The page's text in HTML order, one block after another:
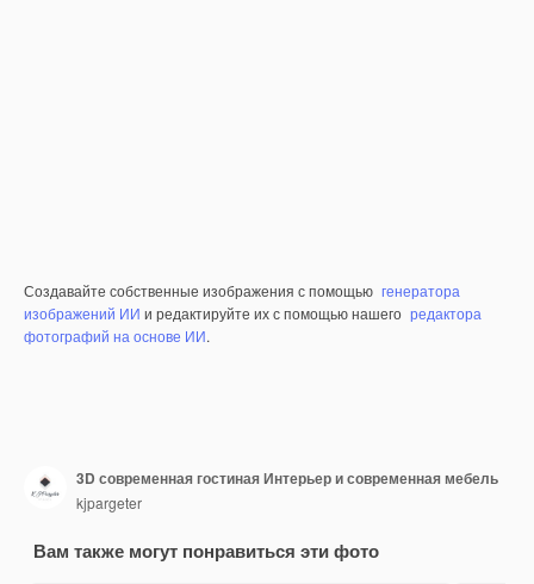
Создавайте собственные изображения с помощью генератора
изображений ИИ и редактируйте их с помощью нашего редактора
фотографий на основе ИИ.
3D современная гостиная Интерьер и современная мебель
kjpargeter
Вам также могут понравиться эти фото